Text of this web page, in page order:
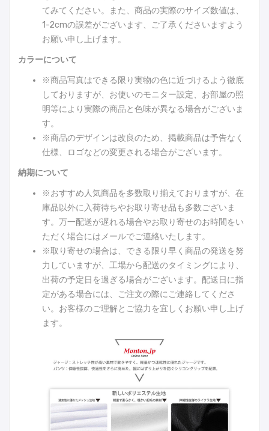
てみてください。また、商品の実際のサイズ数値は、
1-2cmの誤差がございます、ご了承くださいますよう
お願い申し上げます。
カラーについて
※商品写真はできる限り実物の色に近づけるよう徹底
しておりますが、お使いのモニター設定、お部屋の照
明等により実際の商品と色味が異なる場合がございま
す。
※商品のデザインは改良のため、掲載商品は予告なく
仕様、ロゴなどの変更される場合がございます。
納期について
※おすすめ人気商品を多数取り揃えておりますが、在
庫品以外に入荷待ちやお取り寄せ品も多数ございま
す。万一配送が遅れる場合やお取り寄せのお時間をい
ただく場合にはメールでご連絡いたします。
※取り寄せの場合は、できる限り早く商品の発送を努
力していますが、工場から配送のタイミングにより、
出荷の予定日を過ぎる場合がございます。配送日に指
定がある場合には、ご注文の際にご連絡してくださ
い。お客様のご理解とご協力を宜しくお願い申し上げ
ます。